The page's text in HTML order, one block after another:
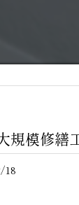
大規模修
18